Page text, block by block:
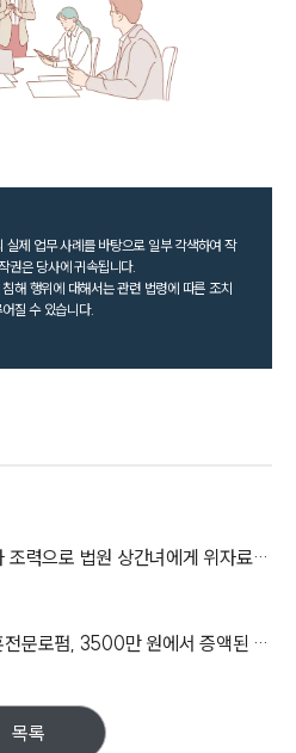
제 업무 사례를 바탕으로 일부 각색하여 작
권은 당사에 귀속됩니다.
해 행위에 대해서는 관련 법령에 따른 조치
질 수 있습니다.
[상간자소송 승소] 가정변호사 조력으로 법원 상간녀에게 위자료 3000만 원 지급 확정
[상간녀위자료소송 승소] 이혼전문로펌, 3500만 원에서 증액된 5000만 원으로 승소 성공
목록